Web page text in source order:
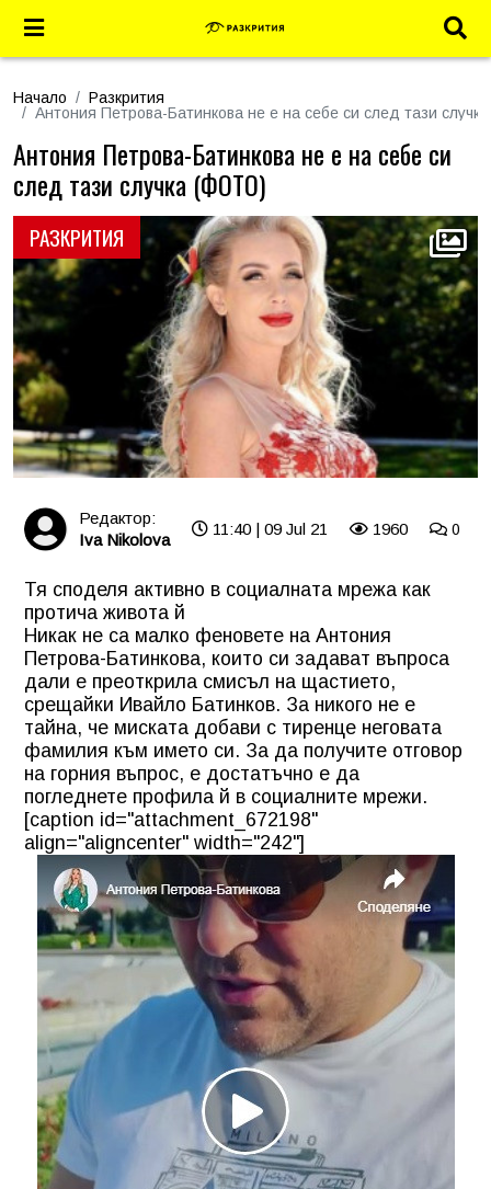
Начало
Разкрития
Антония Петрова-Батинкова не е на себе си след тази
РАЗКРИТИЯ
Антония Петрова-Батинкова не е на себе си
след тази случка (ФОТО)
Редактор:
Iva Nikolova
11:40 | 09 Jul 21 1960 0
Тя споделя активно в социалната мрежа как
протича живота й
Никак не са малко феновете на Антония
Петрова-Батинкова, които си задават въпроса
дали е преоткрила смисъл на щастието,
срещайки Ивайло Батинков. За никого не е
тайна, че миската добави с тиренце неговата
фамилия към името си. За да получите отговор
на горния въпрос, е достатъчно е да
погледнете профила й в социалните мрежи.
[caption id="attachment_672198"
align="aligncenter" width="242"]